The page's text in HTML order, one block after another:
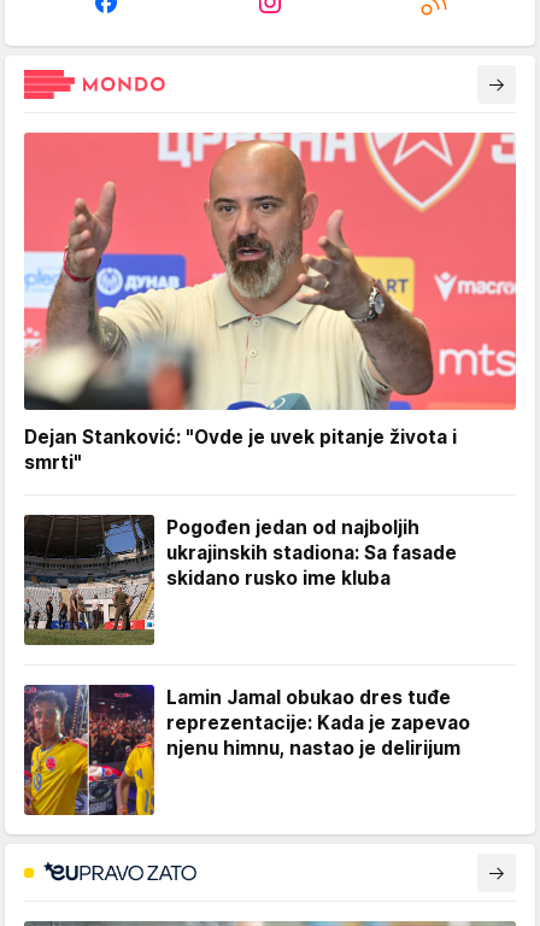
Dejan Stanković: "Ovde je uvek pitanje života i
smrti"
Pogođen jedan od najboljih
ukrajinskih stadiona: Sa fasade
skidano rusko ime kluba
Lamin Jamal obukao dres tuđe
reprezentacije: Kada je zapevao
njenu himnu, nastao je delirijum